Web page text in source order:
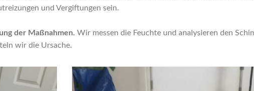
und Vergiftungen sein.
der Maßnahmen. Wir messen die Feuchte und analysieren den
wir die Ursache.